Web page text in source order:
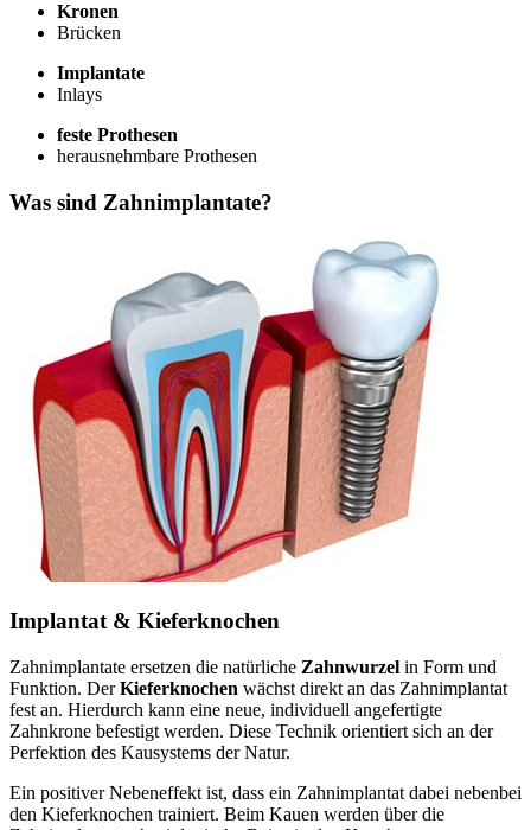
Kronen
Brücken
Implantate
Inlays
feste Prothesen
herausnehmbare Prothesen
Was sind Zahnimplantate?
Implantat & Kieferknochen
Zahnimplantate ersetzen die natürliche Zahnwurzel in Form und
Funktion. DerKieferknochen wächst direkt an das Zahnimplantat
fest an. Hierdurch kann eine neue, individuell angefertigte
Zahnkrone befestigt werden. Diese Technik orientiert sich an der
Perfektion des Kausystems der Natur.
Ein positiver Nebeneffekt ist, dass ein Zahnimplantat dabei nebenbei
den Kieferknochen trainiert. Beim Kauen werden über die